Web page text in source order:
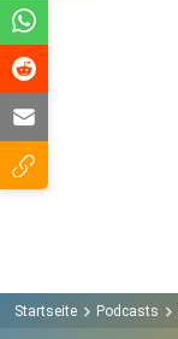
Startseite Podcasts